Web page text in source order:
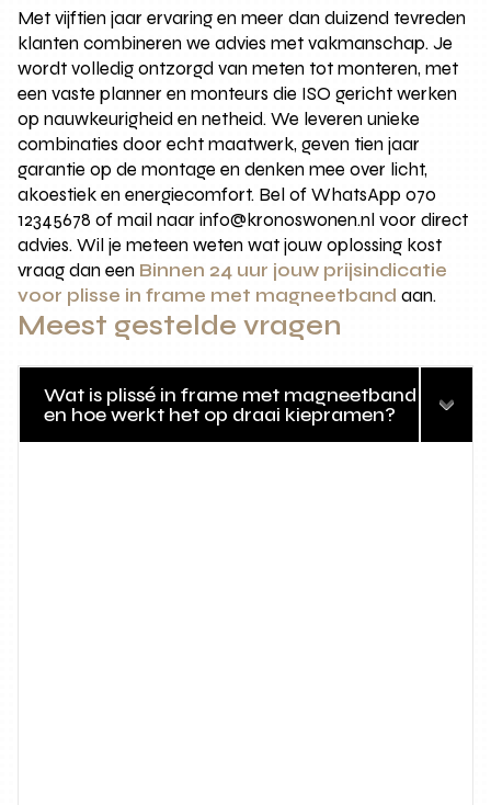
Met vijftien jaar ervaring en meer dan duizend tevreden
klanten combineren we advies met vakmanschap. Je
wordt volledig ontzorgd van meten tot monteren, met
een vaste planner en monteurs die ISO gericht werken
op nauwkeurigheid en netheid. We leveren unieke
combinaties door echt maatwerk, geven tien jaar
garantie op de montage en denken mee over licht,
akoestiek en energiecomfort. Bel of WhatsApp 070
12345678 of mail naar info@kronoswonen.nl voor direct
advies. Wil je meteen weten wat jouw oplossing kost
vraag dan een Binnen 24 uur jouw prijsindicatie
voor plisse in frame met magneetband aan.
Meest gestelde vragen
Wat is plissé in frame met magneetband
en hoe werkt het op draai kiepramen?